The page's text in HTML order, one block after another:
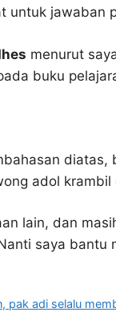
untuk jawaban
menurut
buku
adol krambil
lain, dan
saya bantu
pak adi selalu